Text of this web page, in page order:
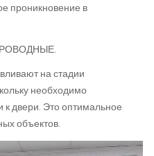
проникновение в
на стадии
необходимо
к двери. Это оптимальное
объектов.